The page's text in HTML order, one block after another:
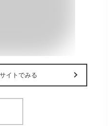
イトでみる